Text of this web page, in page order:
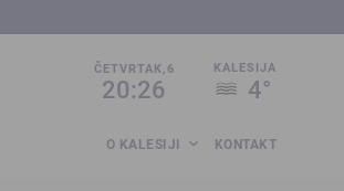
ČETVRTAK,6
20:26
KALESIJA
4°
O KALESIJI KONTAKT